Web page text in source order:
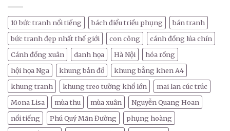
10 bức tranh nổi tiếng bách điểu triều phụng
bán tranh
bức tranh đẹp nhất thế giới
con công
cánh đồng lúa chín
Cánh đồng xuân
danh họa Hà Nội
hóa rồng
hội họa Nga
khung bản đồ
khung bằng khen A4
khung tranh
khung treo tường khổ lớn
mai lan cúc trúc
Mona Lisa
mùa thu mùa xuân
Nguyễn Quang Hoan
nổi tiếng
Phú Quý Mãn Đường
phụng hoàng